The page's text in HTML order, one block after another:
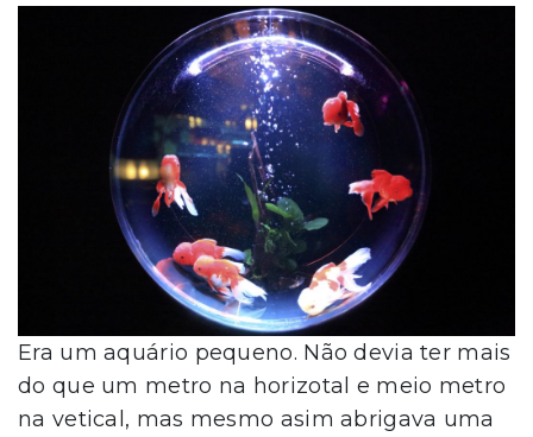
Era um aquário pequeno. Não devia ter mais
do que um metro na horizotal e meio metro
na vetical, mas mesmo asim abrigava uma